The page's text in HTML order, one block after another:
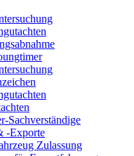
Sachverständige
-Exporte
Zulassung